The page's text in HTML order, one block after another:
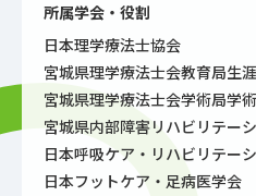
所属学会・役割
日本理学療法士協会
宮城県理学療法士会教育局生
宮城県理学療法士会学術局学
宮城県内部障害リハビリテー
日本呼吸ケア・リハビリテー
日本フットケア・足病医学会